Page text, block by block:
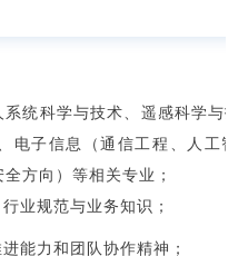
系统科学与技术、遥感科学与
电子信息（通信工程、人工智
方向）等相关专业；
业规范与业务知识；
能力和团队协作精神；